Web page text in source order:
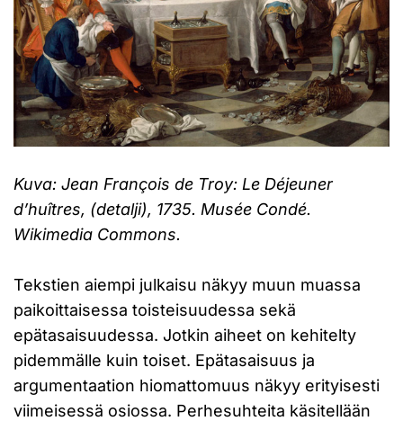
Kuva: Jean François de Troy: Le Déjeuner
d’huîtres, (detalji), 1735. Musée Condé.
Wikimedia Commons.
Tekstien aiempi julkaisu näkyy muun muassa
paikoittaisessa toisteisuudessa sekä
epätasaisuudessa. Jotkin aiheet on kehitelty
pidemmälle kuin toiset. Epätasaisuus ja
argumentaation hiomattomuus näkyy erityisesti
viimeisessä osiossa. Perhesuhteita käsitellään